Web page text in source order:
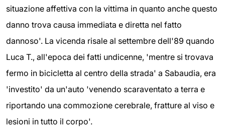
situazione affettiva con la vittima in quanto anche questo
danno trova causa immediata e diretta nel fatto
dannoso'. La vicenda risale al settembre dell'89 quando
Luca T., all'epoca dei fatti undicenne, 'mentre si trovava
fermo in bicicletta al centro della strada' a Sabaudia, era
'investito' da un'auto 'venendo scaraventato a terra e
riportando una commozione cerebrale, fratture al viso e
lesioni in tutto il corpo'.